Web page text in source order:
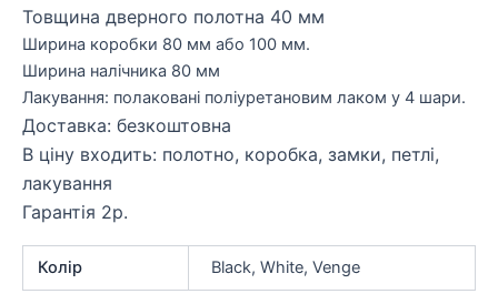
Товщина дверного полотна 40 мм
Ширина коробки 80 мм або 100 мм.
Ширина налічника 80 мм
Лакування: полаковані поліуретановим лаком у 4 шари.
Доставка: безкоштовна
В ціну входить: полотно, коробка, замки, петлі,
лакування
Гарантія 2р.
Колір Black, White, Venge